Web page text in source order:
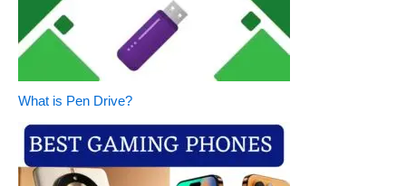
What is Pen Drive?